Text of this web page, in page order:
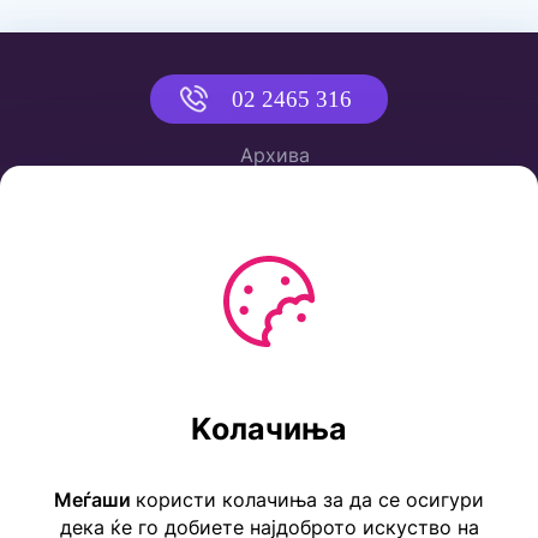
02 2465 316
Архива
Тел: ++389 2 2465 316
Kолачиња
Меѓаши користи колачиња за да се осигури
дека ќе го добиете најдоброто искуство на